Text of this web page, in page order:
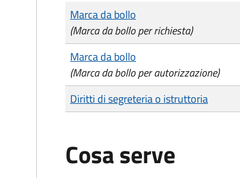
Tipo di pagamento
Importo
Marca da bollo
(Marca da bollo per richiesta)
Marca da bollo
(Marca da bollo per autorizzazione)
Diritti di segreteria o istruttoria
Cosa serve